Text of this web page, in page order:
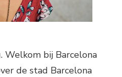
Welkom bij Barcelona
de stad Barcelona